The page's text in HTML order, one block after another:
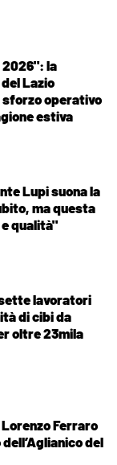
2026": la
Lazio
sforzo operativo
estiva
Lupi suona la
ma questa
qualità"
lavoratori
di cibi da
oltre 23mila
Ferraro
del